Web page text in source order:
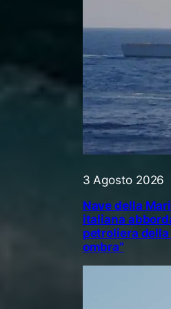
3 Agosto 2026
Nave della
italiana
petroliera
ombra”